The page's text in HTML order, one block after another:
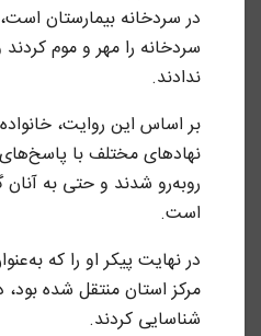
در سردخانه بیمارستان
سردخانه را مهر و موم کردند
ندادند.
بر اساس این روایت،
نهادهای مختلف با
روبه‌رو شدند و حتی به
است.
در نهایت پیکر او را که
مرکز استان منتقل شده بود،
شناسایی کردند.